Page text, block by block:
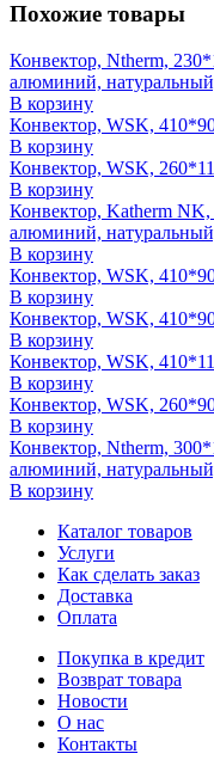
Похожие товары
Конвектор, Ntherm,
алюминий,
В корзину
Конвектор, WSK,
В корзину
Конвектор, WSK,
В корзину
Конвектор, Katherm
алюминий,
В корзину
Конвектор, WSK,
В корзину
Конвектор, WSK,
В корзину
Конвектор, WSK,
В корзину
Конвектор, WSK,
В корзину
Конвектор, Ntherm,
алюминий,
В корзину
Каталог товаров
Услуги
Как сделать заказ
Доставка
Оплата
Покупка в кредит
Возврат товара
Новости
О нас
Контакты